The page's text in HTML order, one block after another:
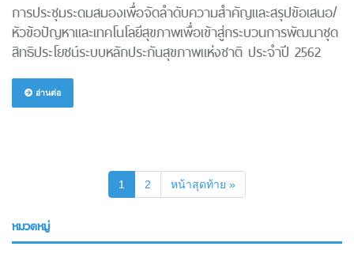
การประชุมระดมสมองเพื่อจัดลำดับความสำคัญและสรุปข้อเสนอ/
หัวข้อปัญหาและเทคโนโลยีสุขภาพเพื่อเข้าสู่กระบวนการพัฒนาชุด
สิทธิประโยชน์ระบบหลักประกันสุขภาพแห่งชาติ ประจำปี 2562
อ่านต่อ
1 (current)
2 หน้าสุดท้าย »
หมวดหมู่